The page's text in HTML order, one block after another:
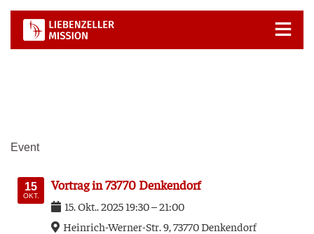
Zum
Inhalt
springen
Event
15
OKT.
Vor­trag in 73770 Denkendorf
15.Okt..202519:30–21:00
Hein­rich-Wer­ner-Str. 9, 73770 Den­ken­dorf